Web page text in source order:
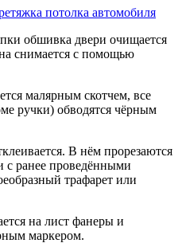
потолка автомобиля
обшивка двери очищается
снимается с помощью
малярным скотчем, все
ручки) обводятся чёрным
В нём прорезаются
с ранее проведёнными
трафарет или
на лист фанеры и
маркером.